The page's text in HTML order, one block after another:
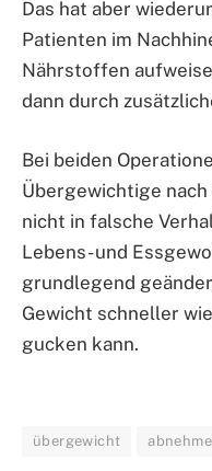
Das hat aber
Patienten im
Nährstoffen
dann durch
Bei beiden
Übergewichtige
nicht in falsche
Lebens- und
grundlegend
Gewicht schneller
gucken kann.
übergewicht